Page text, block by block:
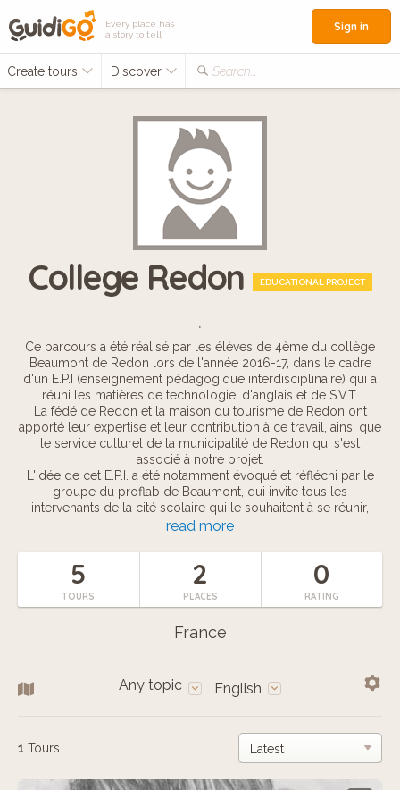
Every place has
a story to tell
Create tours Discover Search...
Sign in
College Redon EDUCATIONAL PROJECT
.
Ce parcours a été réalisé par les élèves de 4ème du collège
Beaumont de Redon lors de l'année 2016-17, dans le cadre
d'un E.P.I (enseignement pédagogique interdisciplinaire) qui a
réuni les matières de technologie, d'anglais et de S.V.T.
La fédé de Redon et la maison du tourisme de Redon ont
apporté leur expertise et leur contribution à ce travail, ainsi que
le service culturel de la municipalité de Redon qui s'est
associé à notre projet.
L'idée de cet E.P.I. a été notamment évoqué et réfléchi par le
groupe du proflab de Beaumont, qui invite tous les
intervenants de la cité scolaire qui le souhaitent à se réunir,
pour réfléchir à des pistes d'amélioration de la vie scolaire, et
read more
5
TOURS
2
PLACES
0
RATING
France
Any topic English
1 Tours